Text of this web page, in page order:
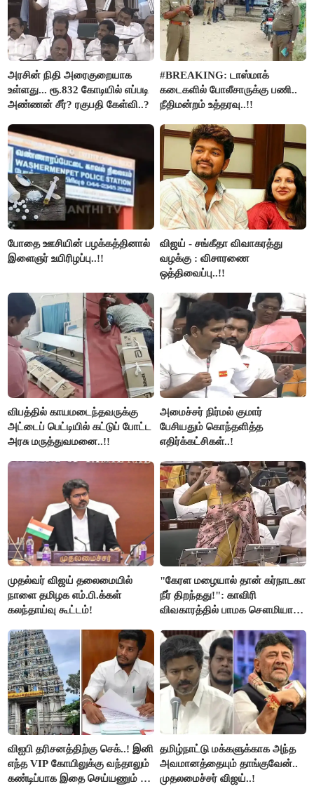
அரசின் நிதி அரைகுறையாக
உள்ளது... ரூ.832 கோடியில் எப்படி
அண்ணன் சீர்? ரகுபதி கேள்வி..?
#BREAKING: டாஸ்மாக்
கடைகளில் போலீசாருக்கு பணி..
நீதிமன்றம் உத்தரவு..!!
போதை ஊசியின் பழக்கத்தினால்
இளைஞர் உயிரிழப்பு..!!
விஜய் - சங்கீதா விவாகரத்து
வழக்கு : விசாரணை
ஒத்திவைப்பு..!!
விபத்தில் காயமடைந்தவருக்கு
அட்டைப் பெட்டியில் கட்டுப் போட்ட
அரசு மருத்துவமனை..!!
அமைச்சர் நிர்மல் குமார்
பேசியதும் கொந்தளித்த
எதிர்க்கட்சிகள்..!
முதல்வர் விஜய் தலைமையில்
நாளை தமிழக எம்.பி.க்கள்
கலந்தாய்வு கூட்டம்!
"கேரள மழையால் தான் கர்நாடகா
நீர் திறந்தது!": காவிரி
விவகாரத்தில் பாமக சௌமியா
விஐபி தரிசனத்திற்கு செக்..! இனி
எந்த VIP கோயிலுக்கு வந்தாலும்
கண்டிப்பாக இதை செய்யணும் -
தமிழ்நாட்டு மக்களுக்காக அந்த
அவமானத்தையும் தாங்குவேன்..
முதலமைச்சர் விஜய்..!